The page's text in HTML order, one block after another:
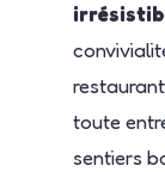
toute
sentiers